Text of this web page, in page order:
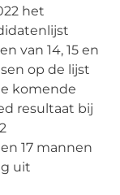
het
van 14, 15 en
op de lijst
komende
resultaat bij
17 mannen
uit